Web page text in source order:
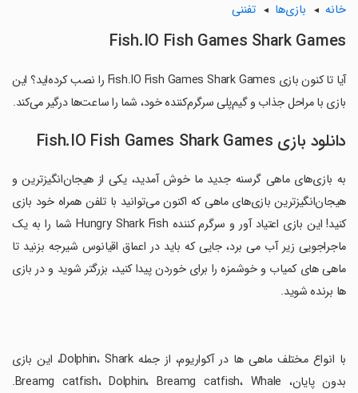
خانه بازی‌ها تفننی
Fish.IO Fish Games Shark Games
آیا تا کنون بازی Fish.IO Fish Games Shark Games را نصب کرده‌اید؟ این
بازی با مراحل جذاب و گیم‌پلی سرگرم‌کننده خود، شما را ساعت‌ها درگیر می‌کند.
دانلود بازی Fish.IO Fish Games Shark Games
به بازی‌های ماهی گرسنه جدید ما خوش آمدید، یکی از هیجان‌انگیزترین و
هیجان‌انگیزترین بازی‌های ماهی که اکنون می‌توانید با تلفن همراه خود بازی
کنید! این بازی اعتیاد آور و سرگرم کننده Hungry Shark Fish شما را به یک
ماجراجویی زیر آب می برد، جایی که باید در اعماق اقیانوس شیرجه بزنید تا
ماهی های کمیاب و خوشمزه را برای خوردن پیدا کنید، بزرگتر شوید و در بازی
ها برنده شوید.
‏با انواع مختلف ماهی ها در آکواریوم، از جمله Dolphin، Shark، این بازی
بدون پایان، Breamg catfish، Dolphin، Breamg catfish، Whale.